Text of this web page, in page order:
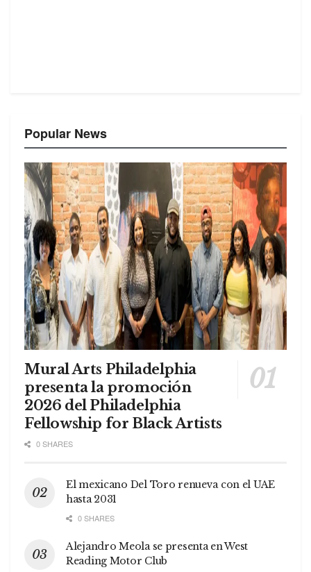
Popular News
Mural Arts Philadelphia
presenta la promoción
2026 del Philadelphia
Fellowship for Black Artists
0 SHARES
El mexicano Del Toro renueva con el UAE
hasta 2031
0 SHARES
Alejandro Meola se presenta en West
Reading Motor Club